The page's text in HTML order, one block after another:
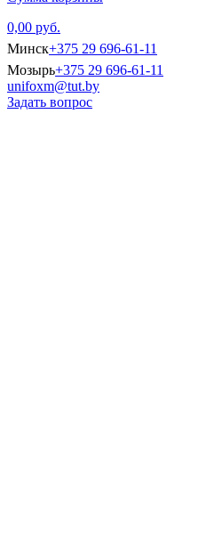
0,00 руб.
Минск+375 29 696-61-11
Мозырь+375 29 696-61-11
unifoxm@tut.by
Задать вопрос